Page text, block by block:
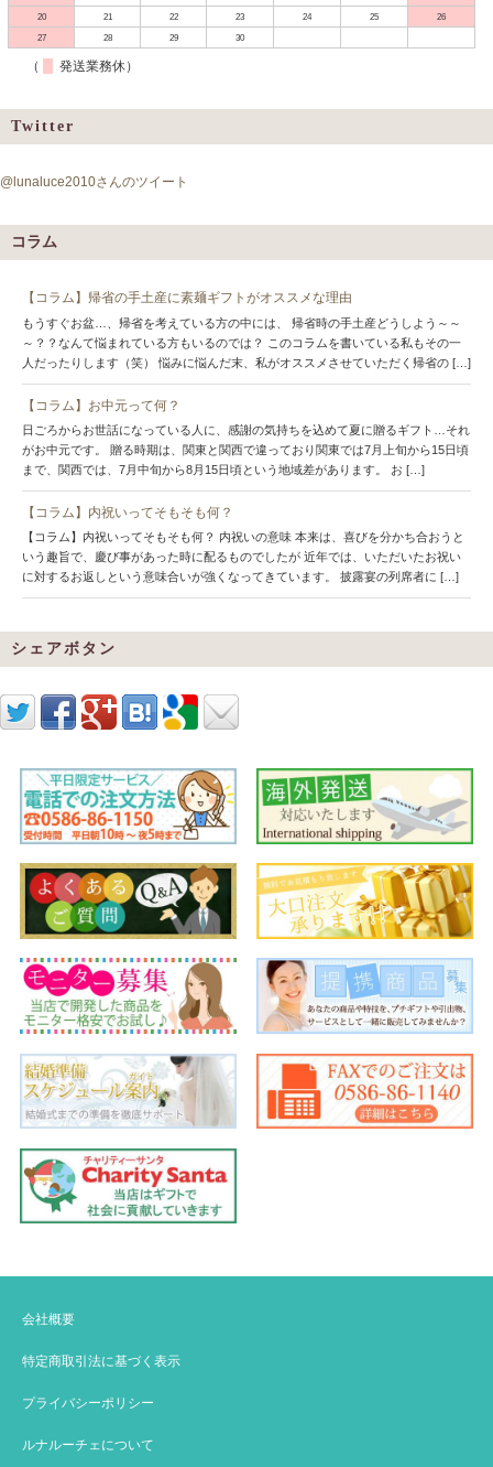
20
21 22 23 24 25
26
27
28 29 30
（ 発送業務休）
Twitter
@lunaluce2010さんのツイート
コラム
【コラム】帰省の手土産に素麺ギフトがオススメな理由
もうすぐお盆…、帰省を考えている方の中には、 帰省時の手土産どうしよう～～
～？？なんて悩まれている方もいるのでは？ このコラムを書いている私もその一
人だったりします（笑） 悩みに悩んだ末、私がオススメさせていただく帰省の […]
【コラム】お中元って何？
日ごろからお世話になっている人に、感謝の気持ちを込めて夏に贈るギフト…それ
がお中元です。 贈る時期は、関東と関西で違っており関東では7月上旬から15日頃
まで、関西では、7月中旬から8月15日頃という地域差があります。 お […]
【コラム】内祝いってそもそも何？
【コラム】内祝いってそもそも何？ 内祝いの意味 本来は、喜びを分かち合おうと
いう趣旨で、慶び事があった時に配るものでしたが 近年では、いただいたお祝い
に対するお返しという意味合いが強くなってきています。 披露宴の列席者に […]
シェアボタン
会社概要
特定商取引法に基づく表示
プライバシーポリシー
ルナルーチェについて